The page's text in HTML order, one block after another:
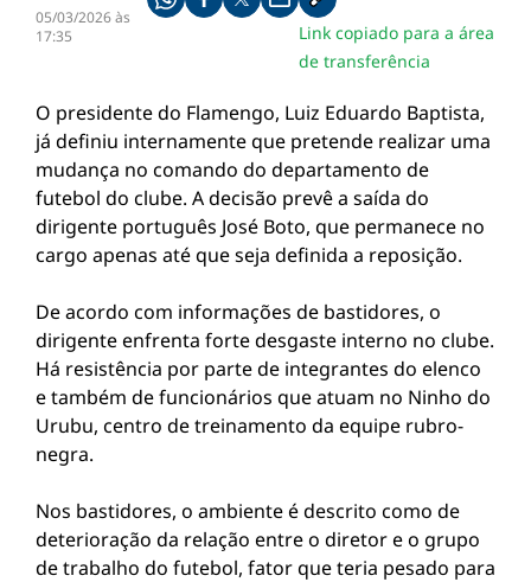
05/03/2026 às
17:35
Compartilhe pelo whatsapp
Compartilhar no facebook
Compartilhar no twitter
Compartilhe pelo email
Copiar link da notícia
Link copiado para a área
de transferência
O presidente do Flamengo, Luiz Eduardo Baptista,
já definiu internamente que pretende realizar uma
mudança no comando do departamento de
futebol do clube. A decisão prevê a saída do
dirigente português José Boto, que permanece no
cargo apenas até que seja definida a reposição.
De acordo com informações de bastidores, o
dirigente enfrenta forte desgaste interno no clube.
Há resistência por parte de integrantes do elenco
e também de funcionários que atuam no Ninho do
Urubu, centro de treinamento da equipe rubro-
negra.
Nos bastidores, o ambiente é descrito como de
deterioração da relação entre o diretor e o grupo
de trabalho do futebol, fator que teria pesado para